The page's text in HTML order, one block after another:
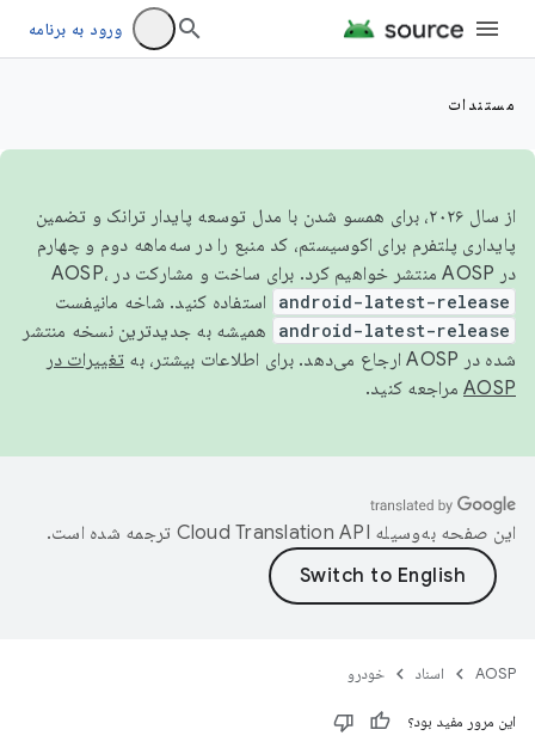
ورود به برنامه
مستندات
از سال ۲۰۲۶، برای همسو شدن با مدل توسعه پایدار ترانک و تضمین
پایداری پلتفرم برای اکوسیستم، کد منبع را در سه‌ماهه دوم و چهارم
در AOSP منتشر خواهیم کرد. برای ساخت و مشارکت در AOSP،
android-latest-release استفاده کنید. شاخه مانیفست
android-latest-release
همیشه به جدیدترین نسخه منتشر
شده در AOSP ارجاع می‌دهد. برای اطلاعات بیشتر، به
تغییرات در
AOSP مراجعه کنید.
این صفحه به‌وسیله ترجمه شده است.
AOSP اسناد خودرو
این مرور مفید بود؟